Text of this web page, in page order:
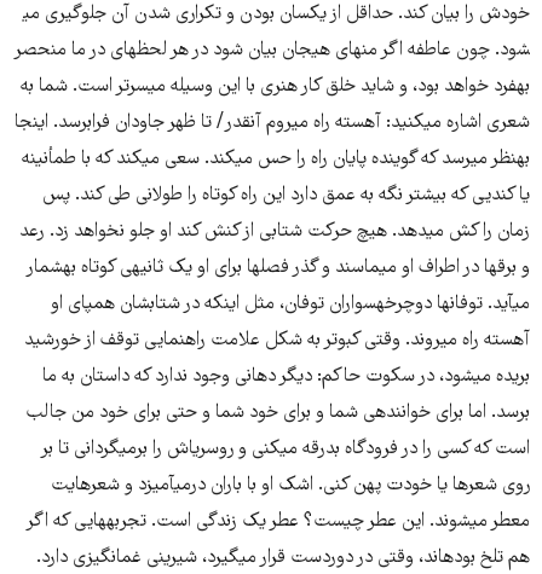
خودش را بیان کند. حداقل از یکسان بودن و تکراری شدن آن جلوگیری می​
شود. چون عاطفه اگر منهای هیجان بیان شود در هر لحظه​ای در ما منحصر
به​فرد خواهد بود، و شاید خلق کار هنری با این وسیله میسرتر است. شما به
شعری اشاره می​کنید: آهسته راه می​روم آنقدر/ تا ظهر جاودان فرابرسد. اینجا
به​نظر می​رسد که گوینده پایان راه را حس می​کند. سعی می​کند که با طمأنینه
یا کندیی که بیشتر نگه به عمق دارد این راه کوتاه را طولانی​ طی کند. پس
زمان را کش می​دهد. هیچ حرکت شتابی از کنش کند او جلو نخواهد زد. رعد
و برق​ها در اطراف او می​ماسند و گذر فصل​ها برای او یک ثانیه​ی کوتاه به​شمار
می​آید. توفان​ها دوچرخه​سواران توفان، مثل اینکه در شتاب​شان همپای او
آهسته راه می​روند. وقتی کبوتر به شکل علامت راهنمایی توقف از خورشید
بریده می​شود، در سکوت حاکم: دیگر دهانی وجود ندارد که داستان به ما
برسد. اما برای خواننده​ی شما و برای خود شما و حتی برای خود من جالب
است که کسی را در فرودگاه بدرقه می​کنی و روسری​اش را برمی​گردانی تا بر
روی شعرها یا خودت پهن کنی. اشک او با باران درمی​آمیزد و شعرهایت
معطر می​شوند. این عطر چیست؟ عطر یک زندگی است. تجربه​هایی که اگر
هم تلخ بوده​اند، وقتی در دوردست قرار می​گیرد، شیرینی غم​انگیزی دارد.